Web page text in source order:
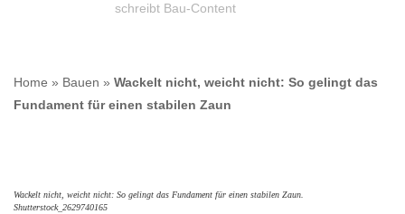
schreibt Bau-Content
Home » Bauen » Wackelt nicht, weicht nicht: So gelingt das
Fundament für einen stabilen Zaun
Wackelt nicht, weicht nicht: So gelingt das Fundament für einen stabilen Zaun.
Shutterstock_2629740165